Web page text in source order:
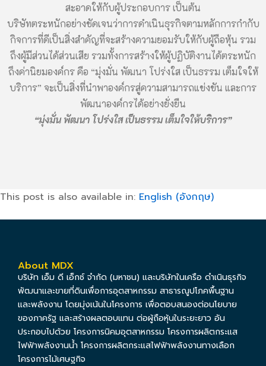
สะอาดให้กับผู้ประกอบการ เป็นต้น
บริษัทตระหนักอย่างชัดเจนว่าการดำเนินธุรกิจตามหลักการกำกับ
กิจการที่ดีเป็นสิ่งสำคัญที่จะสร้างความยอมรับให้กับผู้ถือหุ้น รวม
ถึงผู้มีส่วนได้ส่วนเสีย รวมทั้งการสร้างให้ผู้ปฏิบัติงานได้ตระหนัก
ถึงค่านิยมองค์กร คือ “มุ่งมั่น พัฒนา โปร่งใส เป็นธรรม เต็มใจให้
บริการ” จะเป็นสิ่งที่นำพาองค์กรสู่ความสามารถแข่งขัน และการ
พัฒนาองค์กรได้อย่างยั่งยืน
“มุ่งมั่น พัฒนา โปร่งใส เป็นธรรม เต็มใจให้บริการ”
This post is also available in: English (อังกฤษ)
About MDX
บริษัท เอ็ม ดี เอ็กซ์ จำกัด (มหาชน) และบริษัทในเครือ ดำเนินธุรกิจ
พัฒนาและขายที่ดินเพื่อการอุตสาหกรรม สาธารณูปโภคพื้นฐาน
และพลังงาน โดยมุ่งเน้นในโครงการ เพื่อตอบสนองต่อนโยบาย
ของภาครัฐ และสร้างผลตอบแทน ต่อผู้ถือหุ้นในระยะยาว อัน
ประกอบไปด้วย โครงการนิคมอุตสาหกรรม โครงการผลิตกระแส
ไฟฟ้าพลังงานน้ำ โครงการผลิตกระแสไฟฟ้าพลังงานทางเลือก
โครงการไม้เศษฐกิจ